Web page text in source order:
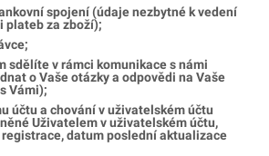
spojení (údaje nezbytné k vedení
plateb za zboží);
sdělíte v rámci komunikace s námi
o Vaše otázky a odpovědi na Vaše
Vámi);
účtu a chování v uživatelském účtu
Uživatelem v uživatelském účtu,
datum poslední aktualizace